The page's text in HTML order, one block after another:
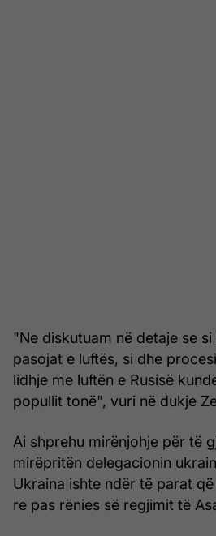
"Ne diskutuam në detaje se
pasojat e luftës, si dhe
lidhje me luftën e Rusisë
popullit tonë", vuri në dukje
Ai shprehu mirënjohje për të
mirëpritën delegacionin
Ukraina ishte ndër të parat
re pas rënies së regjimit të